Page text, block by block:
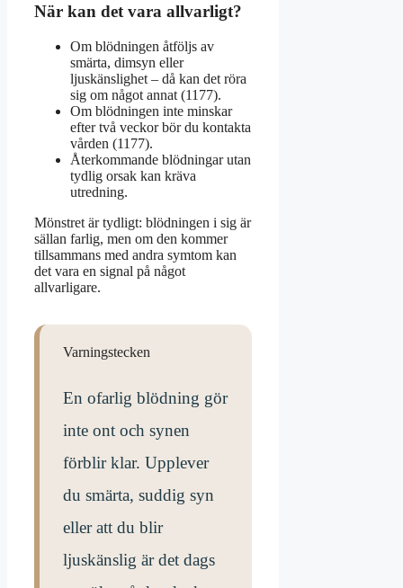
När kan det vara allvarligt?
Om blödningen åtföljs av
smärta, dimsyn eller
ljuskänslighet – då kan det röra
sig om något annat (1177).
Om blödningen inte minskar
efter två veckor bör du kontakta
vården (1177).
Återkommande blödningar utan
tydlig orsak kan kräva
utredning.
Mönstret är tydligt: blödningen i sig är
sällan farlig, men om den kommer
tillsammans med andra symtom kan
det vara en signal på något
allvarligare.
Varningstecken
En ofarlig blödning gör
inte ont och synen
förblir klar. Upplever
du smärta, suddig syn
eller att du blir
ljuskänslig är det dags